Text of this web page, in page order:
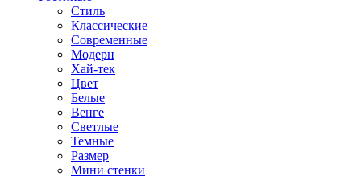
Стиль
Классические
Современные
Модерн
Хай-тек
Цвет
Белые
Венге
Светлые
Темные
Размер
Мини стенки